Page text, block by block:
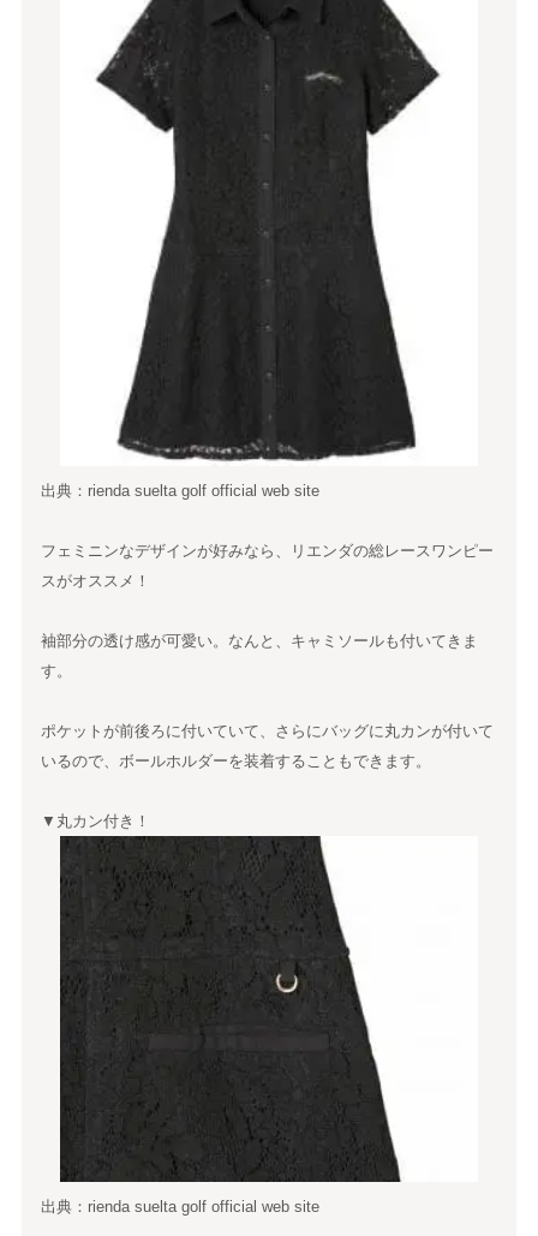
出典：rienda suelta golf official web site
フェミニンなデザインが好みなら、リエンダの総レースワンピー
スがオススメ！
袖部分の透け感が可愛い。なんと、キャミソールも付いてきま
す。
ポケットが前後ろに付いていて、さらにバッグに丸カンが付いて
いるので、ボールホルダーを装着することもできます。
▼丸カン付き！
出典：rienda suelta golf official web site